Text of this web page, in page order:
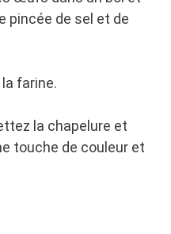
pincée de sel et de
farine.
la chapelure et
touche de couleur et